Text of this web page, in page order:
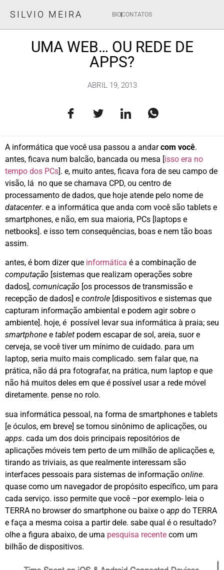
SILVIO MEIRA BIOCONTATOS
UMA WEB… OU REDE DE
APPS?
ABRIL 19, 2013
A informática que você usa passou a andarcom você.
antes, ficava num balcão, bancada ou mesa [isso era no
tempo dos PCs]. e, muito antes, ficava fora de seu campo de
visão, lá no que se chamava CPD, ou centro de
processamento de dados, que hoje atende pelo nome de
datacenter. e a informática que anda com você são tablets e
smartphones, e não, em sua maioria, PCs [laptops e
netbooks]. e isso tem consequências, boas e nem tão boas
assim.
antes, é bom dizer que informática é a combinação de
computação [sistemas que realizam operações sobre
dados], comunicação [os processos de transmissão e
recepção de dados] e controle [dispositivos e sistemas que
capturam informação ambiental e podem agir sobre o
ambiente]. hoje, é possível levar sua informática à praia; seu
smartphone e tablet podem escapar de sol, areia, suor e
cerveja, se você tiver um mínimo de cuidado. para um
laptop, seria muito mais complicado. sem falar que, na
prática, não dá pra fotografar, na prática, num laptop e que
não há muitos deles em que é possível usar a rede móvel
diretamente. pense no rolo.
sua informática pessoal, na forma de smartphones e tablets
[e óculos, em breve] se tornou sinônimo de aplicações, ou
apps. cada um dos dois principais repositórios de
aplicações móveis tem perto de um milhão de aplicações e,
tirando as triviais, as que realmente interessam são
interfaces pessoais para sistemas de informação online.
quase como um navegador de propósito específico, um para
cada serviço. isso permite que você –por exemplo- leia o
TERRA no browser do smartphone ou baixe o app do TERRA
e faça a mesma coisa a partir dele. sabe qual é o resultado?
olhe a figura abaixo, de uma pesquisa recente com um
bilhão de dispositivos.